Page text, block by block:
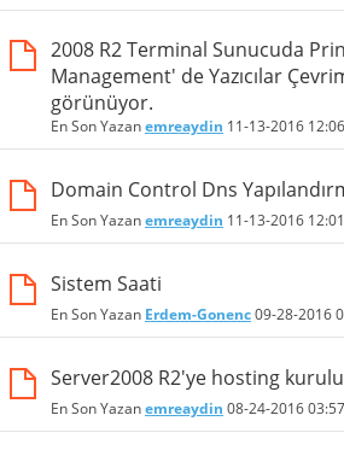
2008 R2 Terminal Sunucuda
Management' de Yazıcılar
görünüyor.
En Son Yazanemreaydin 11-13-2016
Domain Control Dns
En Son Yazanemreaydin 11-13-2016
Sistem Saati
En Son Yazan Erdem-Gonenc09-28-2016
Server2008 R2'ye hosting
En Son Yazanemreaydin 08-24-2016